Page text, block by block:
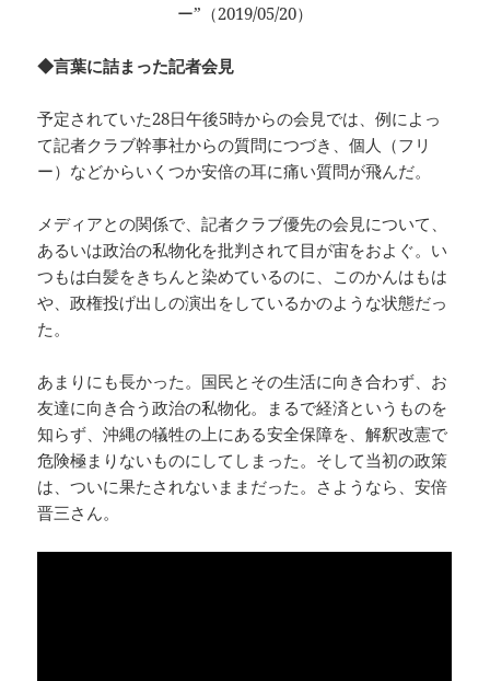
ー”（2019/05/20）
◆言葉に詰まった記者会見
予定されていた28日午後5時からの会見では、例によっ
て記者クラブ幹事社からの質問につづき、個人（フリ
ー）などからいくつか安倍の耳に痛い質問が飛んだ。
メディアとの関係で、記者クラブ優先の会見について、
あるいは政治の私物化を批判されて目が宙をおよぐ。い
つもは白髪をきちんと染めているのに、このかんはもは
や、政権投げ出しの演出をしているかのような状態だっ
た。
あまりにも長かった。国民とその生活に向き合わず、お
友達に向き合う政治の私物化。まるで経済というものを
知らず、沖縄の犠牲の上にある安全保障を、解釈改憲で
危険極まりないものにしてしまった。そして当初の政策
は、ついに果たされないままだった。さようなら、安倍
晋三さん。